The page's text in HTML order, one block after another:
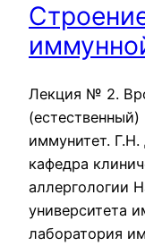
Лекция № 2.
иммунитет.
кафедра
аллергологии
университета
лаборатория